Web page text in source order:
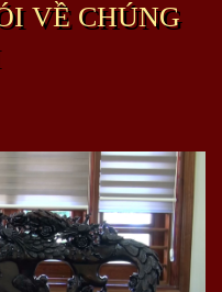
VỀ CHÚNG